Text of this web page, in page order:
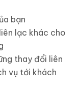
bạn
lạc khác cho
thay đổi liên
vụ tới khách